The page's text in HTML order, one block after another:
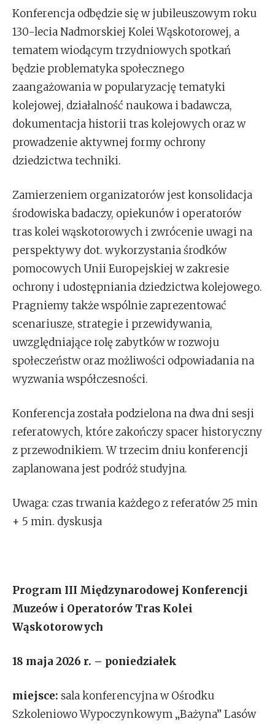
Konferencja odbędzie się w jubileuszowym roku
130-lecia Nadmorskiej Kolei Wąskotorowej, a
tematem wiodącym trzydniowych spotkań
będzie problematyka społecznego
zaangażowania w popularyzację tematyki
kolejowej, działalność naukowa i badawcza,
dokumentacja historii tras kolejowych oraz w
prowadzenie aktywnej formy ochrony
dziedzictwa techniki.
Zamierzeniem organizatorów jest konsolidacja
środowiska badaczy, opiekunów i operatorów
tras kolei wąskotorowych i zwrócenie uwagi na
perspektywy dot. wykorzystania środków
pomocowych Unii Europejskiej w zakresie
ochrony i udostępniania dziedzictwa kolejowego.
Pragniemy także wspólnie zaprezentować
scenariusze, strategie i przewidywania,
uwzględniające rolę zabytków w rozwoju
społeczeństw oraz możliwości odpowiadania na
wyzwania współczesności.
Konferencja została podzielona na dwa dni sesji
referatowych, które zakończy spacer historyczny
z przewodnikiem. W trzecim dniu konferencji
zaplanowana jest podróż studyjna.
Uwaga: czas trwania każdego z referatów 25 min
+ 5 min. dyskusja
Program III Międzynarodowej Konferencji
Muzeów i Operatorów Tras Kolei
Wąskotorowych
18 maja 2026 r. – poniedziałek
miejsce: sala konferencyjna w Ośrodku
Szkoleniowo Wypoczynkowym „Bażyna” Lasów